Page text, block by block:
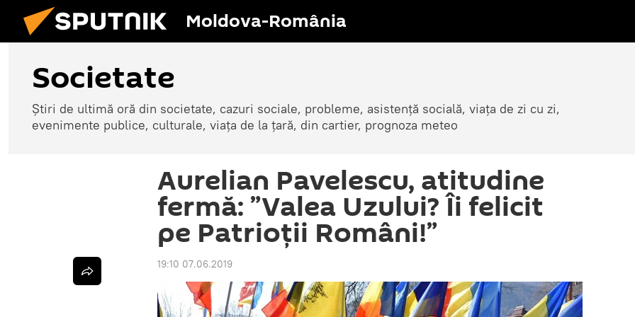
Moldova-România
Societate
Știri de ultimă oră din societate, cazuri sociale, probleme, asistență socială, viața de zi cu zi,
evenimente publice, culturale, viața de la țară, din cartier, prognoza meteo
Aurelian Pavelescu, atitudine
fermă: ”Valea Uzului? Îi felicit
pe Patrioții Români!”
19:10 07.06.2019